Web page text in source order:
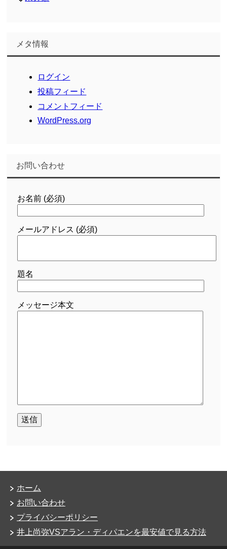
メタ情報
ログイン
投稿フィード
コメントフィード
WordPress.org
お問い合わせ
お名前 (必須)
メールアドレス (必須)
題名
メッセージ本文
ホーム
お問い合わせ
プライバシーポリシー
井上尚弥VSアラン・ディパエンを最安値で見る方法